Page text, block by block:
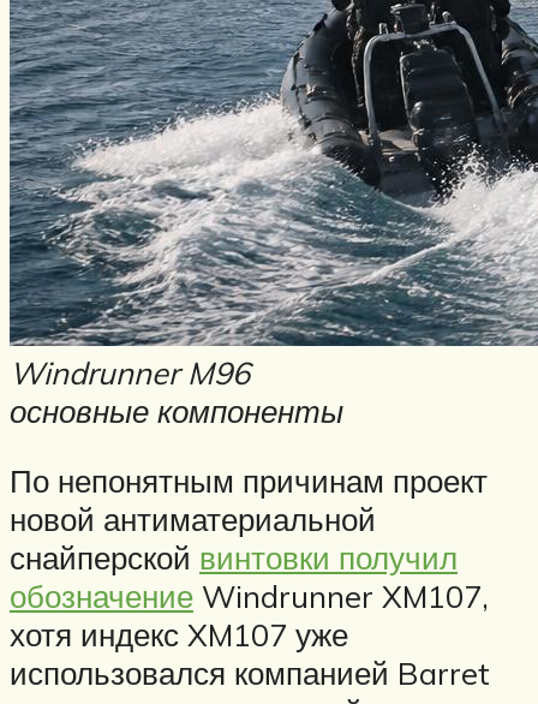
Windrunner M96
основные компоненты
По непонятным причинам проект
новой антиматериальной
снайперской винтовки получил
обозначение Windrunner XM107,
хотя индекс XM107 уже
использовался компанией Barret